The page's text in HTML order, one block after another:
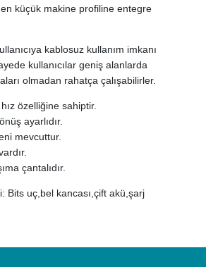
küçük makine profiline entegre
kablosuz kullanım imkanı
kullanıcılar geniş alanlarda
olmadan rahatça çalışabilirler.
özelliğine sahiptir.
ayarlıdır.
mevcuttur.
çantalıdır.
Bits uç,bel kancası,çift akü,şarj